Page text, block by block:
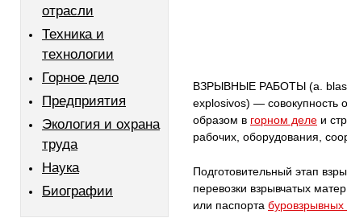
отрасли
Техника и
технологии
Горное дело
Предприятия
Экология и охрана
труда
Наука
Биографии
ВЗРЫВНЫЕ РАБОТЫ (а.
explosivos) — совокупность
образом в горном деле и
рабочих, оборудования,
Подготовительный этап
перевозки взрывчатых
или паспорта буровзрывных